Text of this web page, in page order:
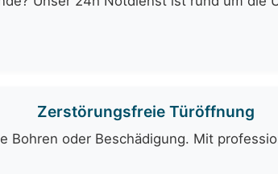
Zerstörungsfreie Türöffnung
Bohren oder Beschädigung. Mit